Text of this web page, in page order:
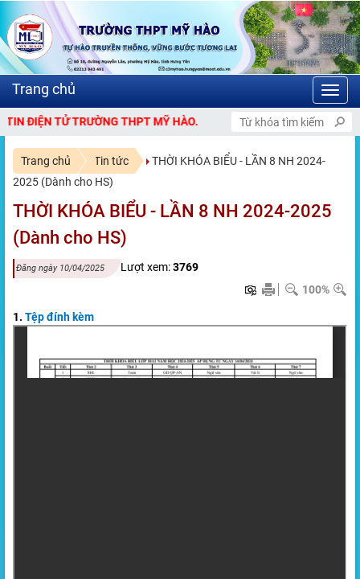
TRƯỜNG THPT MỸ HÀO.
Trang chủ Tin tức
THỜI KHÓA BIỂU - LẦN 8 NH 2024-
2025 (Dành cho HS)
THỜI KHÓA BIỂU - LẦN 8 NH 2024-2025
(Dành cho HS)
Đăng ngày 10/04/2025 Lượt xem:3769
100%
1. Tệp đính kèm